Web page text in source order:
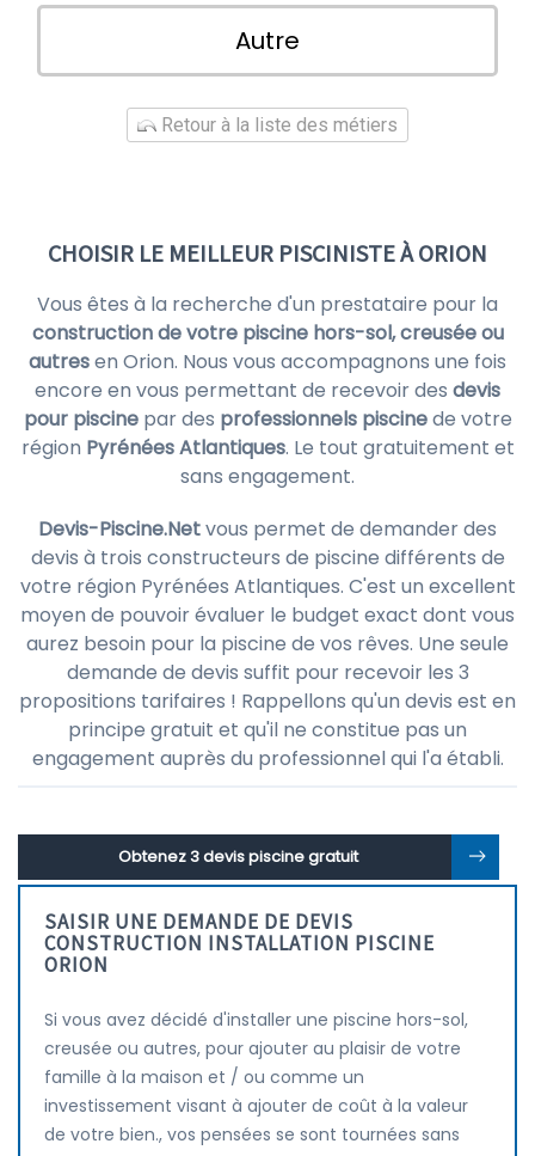
Autre
Retour à la liste des métiers
CHOISIR LE MEILLEUR PISCINISTE À ORION
Vous êtes à la recherche d'un prestataire pour la
construction de votre piscine hors-sol, creusée ou
autresen Orion. Nous vous accompagnons une fois
encore en vous permettant de recevoir des devis
pour piscinepar des professionnels piscinede votre
région Pyrénées Atlantiques. Le tout gratuitement et
sans engagement.
Devis-Piscine.Netvous permet de demander des
devis à trois constructeurs de piscine différents de
votre région Pyrénées Atlantiques. C'est un excellent
moyen de pouvoir évaluer le budget exact dont vous
aurez besoin pour la piscine de vos rêves. Une seule
demande de devis suffit pour recevoir les 3
propositions tarifaires ! Rappellons qu'un devis est en
principe gratuit et qu'il ne constitue pas un
engagement auprès du professionnel qui l'a établi.
Obtenez 3 devis piscine gratuit
SAISIR UNE DEMANDE DE DEVIS
CONSTRUCTION INSTALLATION PISCINE
ORION
Si vous avez décidé d'installer une piscine hors-sol,
creusée ou autres, pour ajouter au plaisir de votre
famille à la maison et / ou comme un
investissement visant à ajouter de coût à la valeur
de votre bien., vos pensées se sont tournées sans